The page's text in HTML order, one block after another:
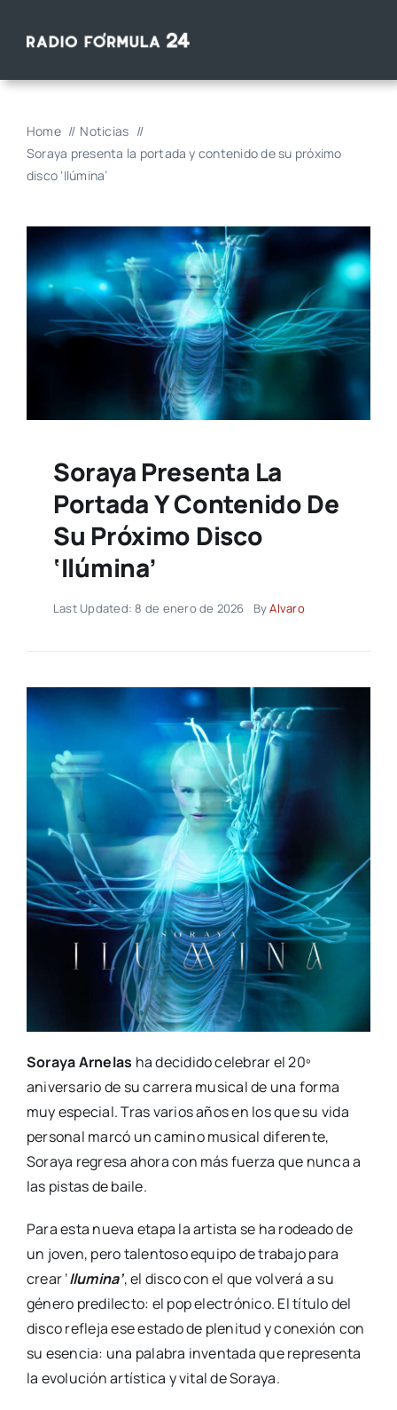
Home
Noticias
Soraya presenta la portada y contenido de su próximo
disco ‘Ilúmina’
Soraya Presenta La
Portada Y Contenido De
Su Próximo Disco
‘Ilúmina’
Last Updated: 8 de enero de 2026 ByAlvaro
Soraya Arnelas ha decidido celebrar el 20º
aniversario de su carrera musical de una forma
muy especial. Tras varios años en los que su vida
personal marcó un camino musical diferente,
Soraya regresa ahora con más fuerza que nunca a
las pistas de baile.
Para esta nueva etapa la artista se ha rodeado de
un joven, pero talentoso equipo de trabajo para
crear ‘Ilumina’, el disco con el que volverá a su
género predilecto: el pop electrónico. El título del
disco refleja ese estado de plenitud y conexión con
su esencia: una palabra inventada que representa
la evolución artística y vital de Soraya.